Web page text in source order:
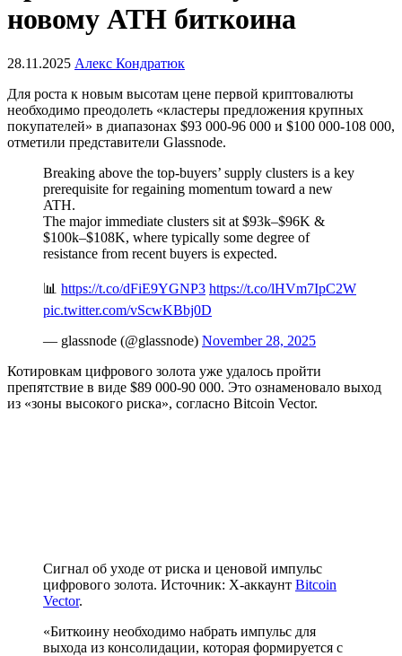
новому ATH биткоина
28.11.2025 Алекс Кондратюк
Для роста к новым высотам цене первой криптовалюты
необходимо преодолеть «кластеры предложения крупных
покупателей» в диапазонах $93 000-96 000 и $100 000-108 000,
отметили представители Glassnode.
Breaking above the top-buyers’ supply clusters is a key
prerequisite for regaining momentum toward a new
ATH.
The major immediate clusters sit at $93k–$96K &
$100k–$108K, where typically some degree of
resistance from recent buyers is expected.
📊 https://t.co/dFiE9YGNP3 https://t.co/lHVm7IpC2W
pic.twitter.com/vScwKBbj0D
— glassnode (@glassnode) November 28, 2025
Котировкам цифрового золота уже удалось пройти
препятствие в виде $89 000-90 000. Это ознаменовало выход
из «зоны высокого риска», согласно Bitcoin Vector.
Сигнал об уходе от риска и ценовой импульс
цифрового золота. Источник: X-аккаунт Bitcoin
Vector.
«Биткоину необходимо набрать импульс для
выхода из консолидации, которая формируется с